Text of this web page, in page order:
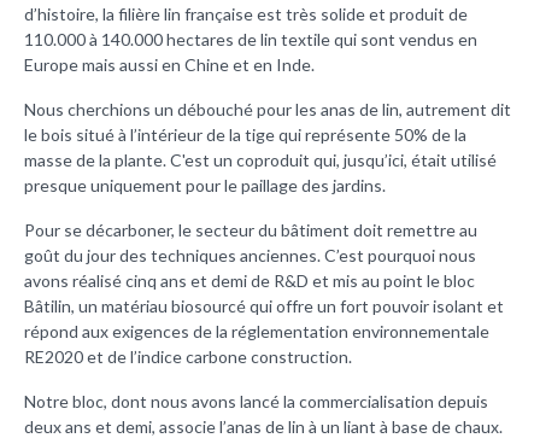
d’histoire, la filière lin française est très solide et produit de
110.000 à 140.000 hectares de lin textile qui sont vendus en
Europe mais aussi en Chine et en Inde.
Nous cherchions un débouché pour les anas de lin, autrement dit
le bois situé à l’intérieur de la tige qui représente 50% de la
masse de la plante. C'est un coproduit qui, jusqu’ici, était utilisé
presque uniquement pour le paillage des jardins.
Pour se décarboner, le secteur du bâtiment doit remettre au
goût du jour des techniques anciennes. C’est pourquoi nous
avons réalisé cinq ans et demi de R&D et mis au point le bloc
Bâtilin, un matériau biosourcé qui offre un fort pouvoir isolant et
répond aux exigences de la réglementation environnementale
RE2020 et de l’indice carbone construction.
Notre bloc, dont nous avons lancé la commercialisation depuis
deux ans et demi, associe l’anas de lin à un liant à base de chaux.